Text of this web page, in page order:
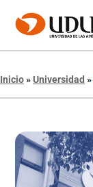
Inicio»Universidad »